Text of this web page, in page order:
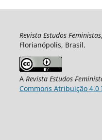
Revista Estudos Feministas
Florianópolis, Brasil.
A Revista Estudos
Commons Atribuição